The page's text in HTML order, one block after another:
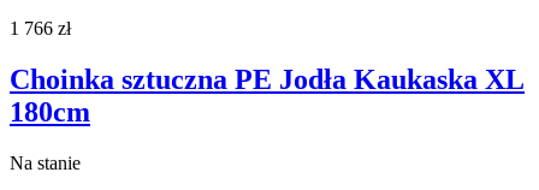
1 766 zł
Choinka sztuczna PE Jodła Kaukaska XL
180cm
Na stanie